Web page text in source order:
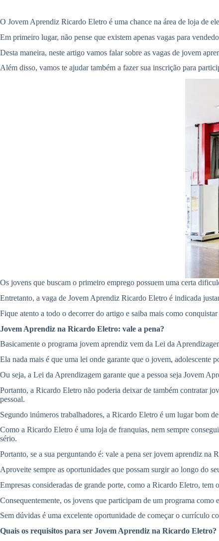
O Jovem Aprendiz Ricardo Eletro é uma chance na área de loja de
Em primeiro lugar, não pense que existem apenas vagas para
Desta maneira, neste artigo vamos falar sobre as vagas de jovem
Além disso, vamos te ajudar também a fazer sua inscrição para
Os jovens que buscam o primeiro emprego possuem uma certa
Entretanto, a vaga de Jovem Aprendiz Ricardo Eletro é indicada
Fique atento a todo o decorrer do artigo e saiba mais como
Jovem Aprendiz na Ricardo Eletro: vale a pena?
Basicamente o programa jovem aprendiz vem da Lei da
Ela nada mais é que uma lei onde garante que o jovem, adolescente
Ou seja, a Lei da Aprendizagem garante que a pessoa seja Jovem
Portanto, a Ricardo Eletro não poderia deixar de também contratar
pessoal.
Segundo inúmeros trabalhadores, a Ricardo Eletro é um lugar bom
Como a Ricardo Eletro é uma loja de franquias, nem sempre
sério.
Portanto, se a sua perguntando é: vale a pena ser jovem aprendiz na
Aproveite sempre as oportunidades que possam surgir ao longo do
Empresas consideradas de grande porte, como a Ricardo Eletro,
Consequentemente, os jovens que participam de um programa
Sem dúvidas é uma excelente oportunidade de começar o currículo
Quais os requisitos para ser Jovem Aprendiz na Ricardo Eletro?